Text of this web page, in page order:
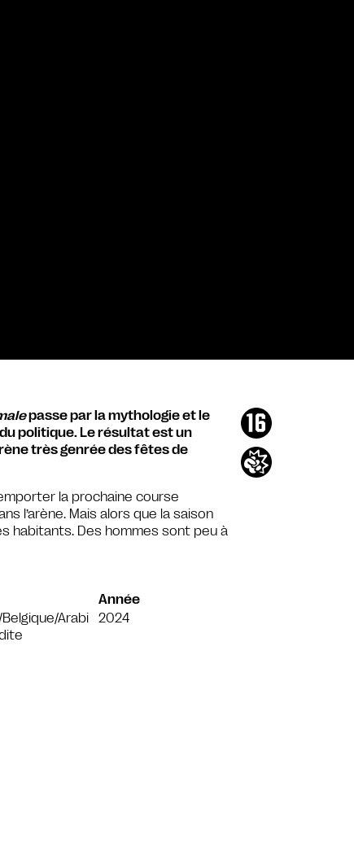
passe par la mythologie et le
politique. Le résultat est un
très genrée des fêtes de
la prochaine course
l’arène. Mais alors que la saison
habitants. Des hommes sont peu à
Arabi
Année
2024